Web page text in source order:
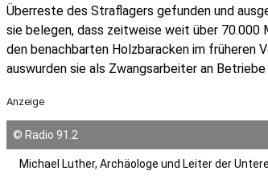
Überreste des Straflagers gefunden und
sie belegen, dass zeitweise weit über 70.000
den benachbarten Holzbaracken im früheren
auswurden sie als Zwangsarbeiter an
Anzeige
© Radio 91.2
Michael Luther, Archäologe und Leiter der